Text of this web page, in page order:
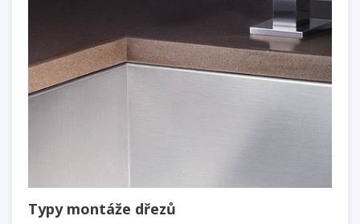
Typy montáže dřezů